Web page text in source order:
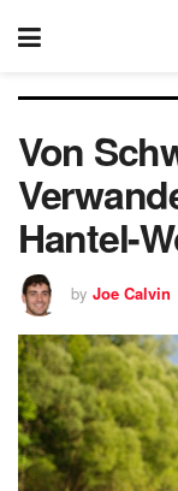
Von
Hantel-
by Joe Calvin